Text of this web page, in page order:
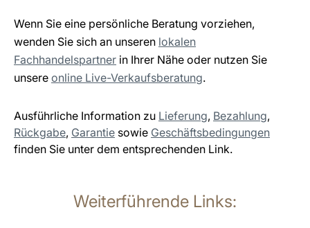
Wenn Sie eine persönliche Beratung vorziehen,
wenden Sie sich an unseren lokalen
Fachhandelspartner in Ihrer Nähe oder nutzen Sie
unsere online Live-Verkaufsberatung.
Ausführliche Information zu Lieferung, Bezahlung,
Rückgabe, Garantie sowie Geschäftsbedingungen
finden Sie unter dem entsprechenden Link.
Weiterführende Links: